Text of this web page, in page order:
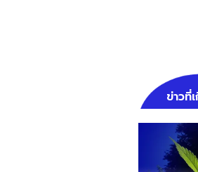
ข่าวที่